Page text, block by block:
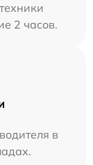
2 часов.
в